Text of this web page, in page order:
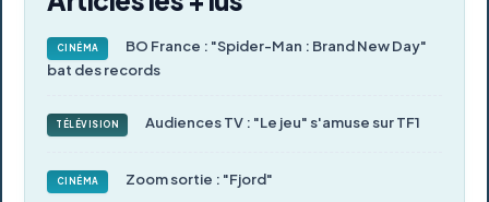
CINÉMA
BO France : "Spider-Man : Brand New Day"
bat des records
TÉLÉVISION Audiences TV : "Le jeu" s'amuse sur TF1
CINÉMA Zoom sortie : "Fjord"